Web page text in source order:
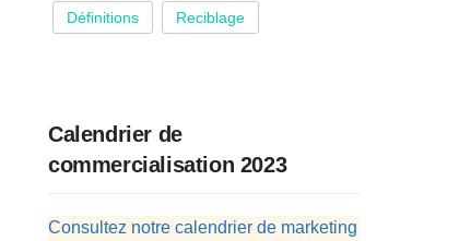
Définitions Reciblage
Calendrier de
commercialisation 2023
Consultez notre calendrier de marketing